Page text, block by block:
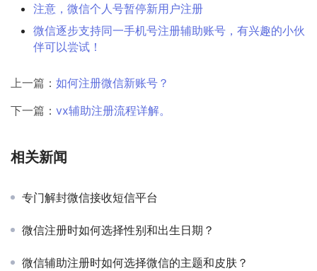
注意，微信个人号暂停新用户注册
微信逐步支持同一手机号注册辅助账号，有兴趣的小伙
伴可以尝试！
上一篇： 如何注册微信新账号？
下一篇： vx辅助注册流程详解。
相关新闻
专门解封微信接收短信平台
微信注册时如何选择性别和出生日期？
微信辅助注册时如何选择微信的主题和皮肤？